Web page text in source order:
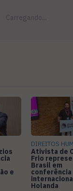
e
DIREITOS
Ativista de
Frio
Brasil em
conferência
Holanda